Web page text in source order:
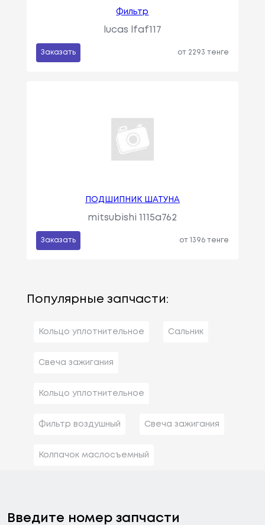
Фильтр
lucas lfaf117
Заказать от 2293 тенге
ПОДШИПНИК ШАТУНА
mitsubishi 1115a762
Заказать от 1396 тенге
Популярные запчасти:
Кольцо уплотнительное Сальник
Свеча зажигания
Кольцо уплотнительное
Фильтр воздушный Свеча зажигания
Колпачок маслосъемный
Введите номер запчасти